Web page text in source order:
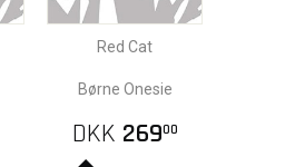
Red Cat
Børne Onesie
DKK 26900